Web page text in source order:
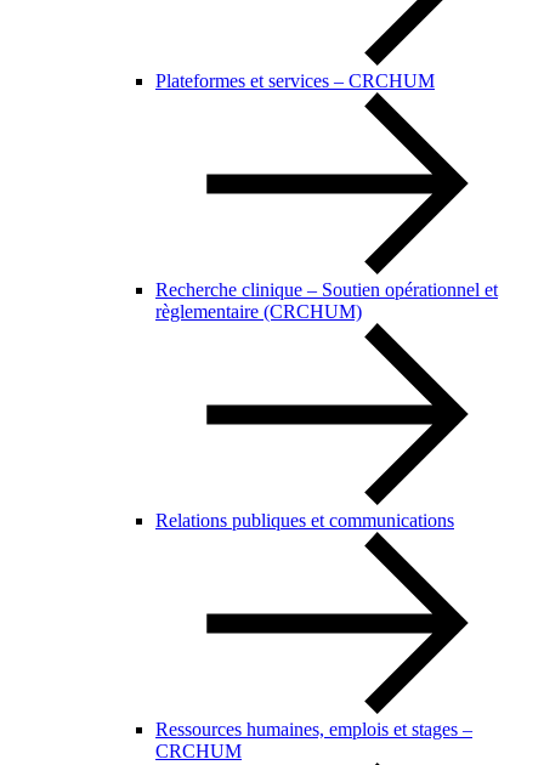
Plateformes et services – CRCHUM
Recherche clinique – Soutien opérationnel et
règlementaire (CRCHUM)
Relations publiques et communications
Ressources humaines, emplois et stages –
CRCHUM